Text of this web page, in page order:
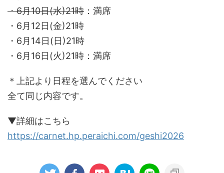
・6月10日(水)21時 ：満席
・6月12日(金)21時
・6月14日(日)21時
・6月16日(火)21時：満席
＊上記より日程を選んでください
全て同じ内容です。
▼詳細はこちら
https://carnet.hp.peraichi.com/geshi2026